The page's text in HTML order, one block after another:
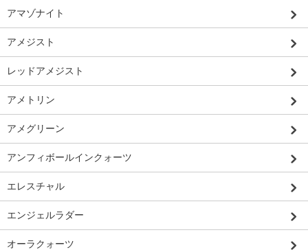
アマゾナイト
アメジスト
レッドアメジスト
アメトリン
アメグリーン
アンフィボールインクォーツ
エレスチャル
エンジェルラダー
オーラクォーツ